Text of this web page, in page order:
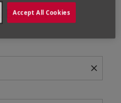
Beirut a
close
tuo percorso (origine e/o
Accept All Cookies